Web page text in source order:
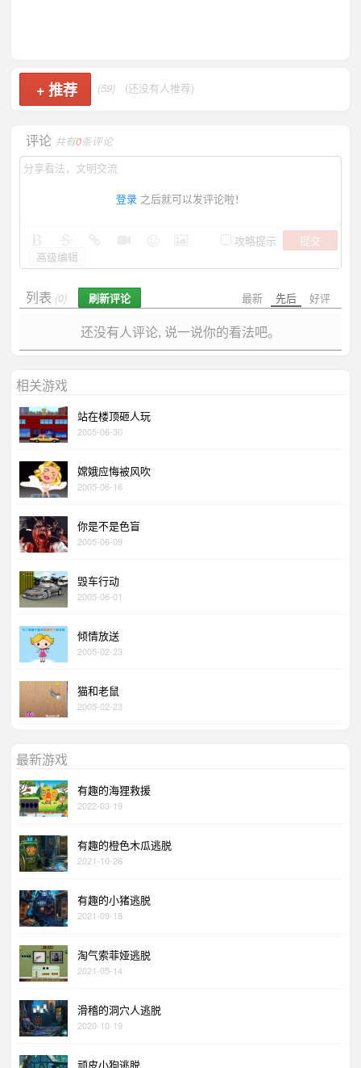
+推荐 (59) (还没有人推荐)
评论 共有0条评论
登录 之后就可以发评论啦！
攻略提示
提交
高级编辑
最新 先后 好评
列表 (0) 刷新评论
还没有人评论, 说一说你的看法吧。
相关游戏
站在楼顶砸人玩
2005-06-30
嫦娥应悔被风吹
2005-06-16
你是不是色盲
2005-06-09
毁车行动
2005-06-01
倾情放送
2005-02-23
猫和老鼠
2005-02-23
最新游戏
有趣的海狸救援
2022-03-19
有趣的橙色木瓜逃脱
2021-10-26
有趣的小猪逃脱
2021-09-18
淘气索菲娅逃脱
2021-05-14
滑稽的洞穴人逃脱
2020-10-19
顽皮小狗逃脱